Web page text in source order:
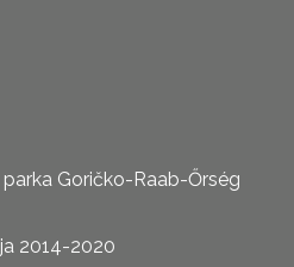
Goričko-Raab-Őrség
2014-2020